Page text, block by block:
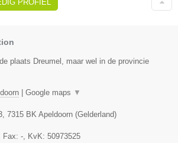
PROFIEL
plaats Dreumel, maar wel in de provincie
Google maps ▼
7315 BK Apeldoorn (Gelderland)
, Fax: - , KvK: 50973525